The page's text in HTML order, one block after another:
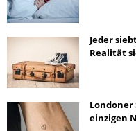
Jeder
Realität
einzigen